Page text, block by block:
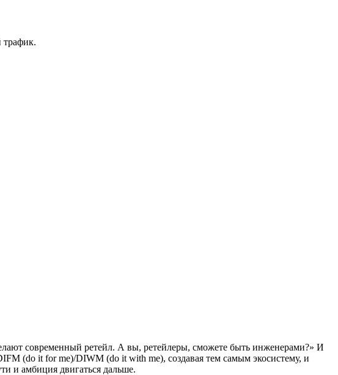
трафик.
современный ретейл. А вы, ретейлеры, сможете быть инженерами?» И
(do it for me)/DIWM (do it with me), создавая тем самым экосистему, и
и амбиция двигаться дальше.